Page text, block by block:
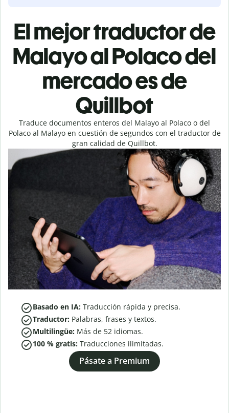
El mejor traductor de
Malayo al Polaco del
mercado es de
Quillbot
Traduce documentos enteros del Malayo al Polaco o del
Polaco al Malayo en cuestión de segundos con el traductor de
gran calidad de Quillbot.
Basado en IA: Traducción rápida y precisa.
Traductor: Palabras, frases y textos.
Multilingüe: Más de 52 idiomas.
100 % gratis: Traducciones ilimitadas.
Pásate a Premium